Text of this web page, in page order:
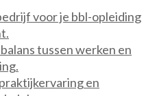
voor je bbl-opleiding
tussen werken en
en